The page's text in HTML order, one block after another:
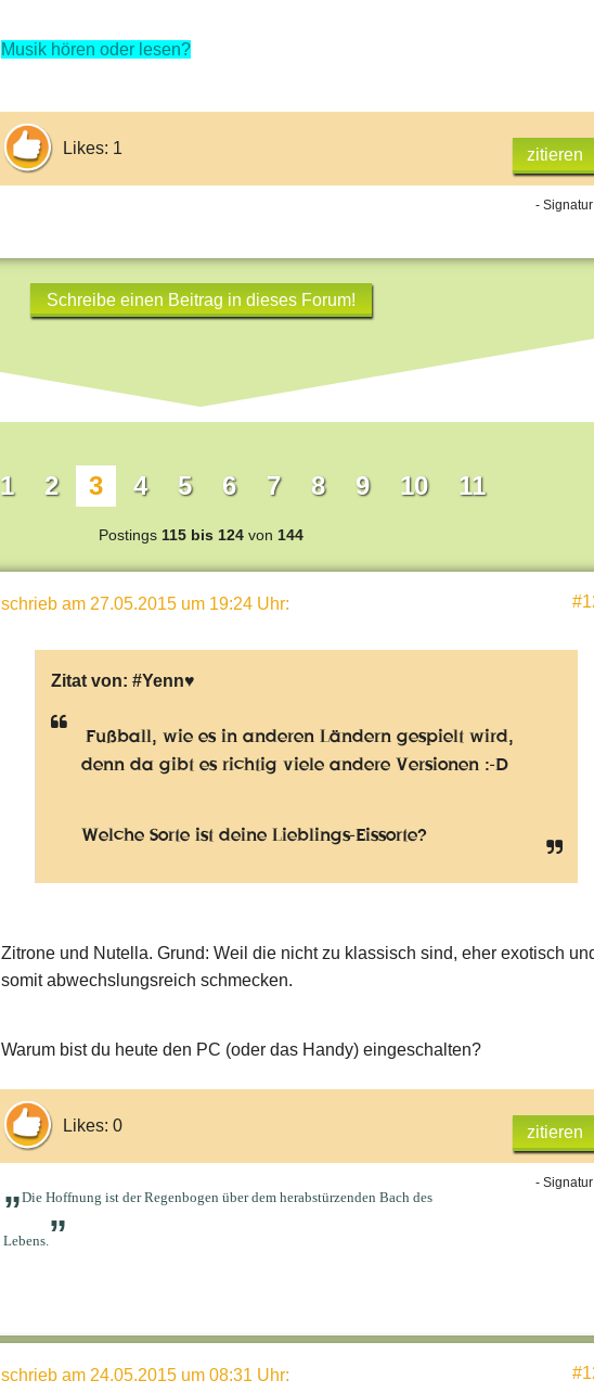
Musik hören oder lesen?
Likes: 1 zitieren
-
Schreibe einen Beitrag in dieses Forum!
1 2 3 4 5 6 7 8 9 10 11
Postings 115 bis 124von 144
schrieb am 27.05.2015 um 19:24 Uhr:
Zitat von: #Yenn♥
Fußball, wie es in anderen Ländern gespielt wird,
denn da gibt es richtig viele andere Versionen :-D
Welche Sorte ist deine Lieblings-Eissorte?
Zitrone und Nutella. Grund: Weil die nicht zu klassisch sind, eher exotisch
somit abwechslungsreich schmecken.
Warum bist du heute den PC (oder das Handy) eingeschalten?
Likes: 0 zitieren
-
„Die Hoffnung ist der Regenbogen über dem herabstürzenden Bach des
Lebens.”
schrieb am 24.05.2015 um 08:31 Uhr: